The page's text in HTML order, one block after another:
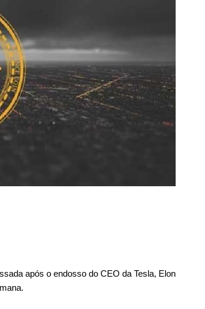
após o endosso do CEO da Tesla, Elon